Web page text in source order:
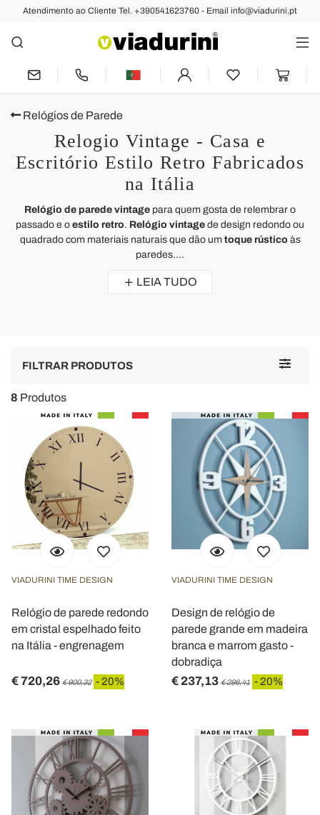
Atendimento ao Cliente Tel. +390541623760 - Email info@viadurini.pt
Relógios de Parede
Relogio Vintage - Casa e
Escritório Estilo Retro Fabricados
na Itália
Relógio de parede vintage para quem gosta de relembrar o
passado e o estilo retro. Relógio vintage de design redondo ou
quadrado com materiais naturais que dão um toque rústico às
paredes....
LEIA TUDO
Toggle
FILTRAR PRODUTOS
8 Produtos
VIADURINI TIME DESIGN
Relógio de parede redondo
em cristal espelhado feito
na Itália - engrenagem
€ 720,26 € 900,32 - 20%
VIADURINI TIME DESIGN
Design de relógio de
parede grande em madeira
branca e marrom gasto -
dobradiça
€ 237,13 € 296,41 - 20%